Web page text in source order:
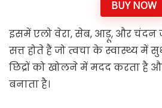
BUY NOW
इसमें एलो वेरा, सेब, आड़ू, और चंदन
सत्त होते हैं जो त्वचा के स्वास्थ्य में
छिद्रों को खोलने में मदद करता है
बनाता है।